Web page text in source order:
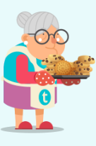
IHNY-2
Lizenz
30-Tage-Bestpreis:
Versand ab 29 €